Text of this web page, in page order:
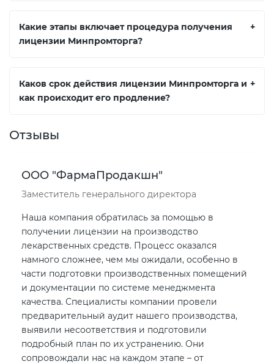
Какие этапы включает процедура получения
лицензии Минпромторга?
+
Каков срок действия лицензии Минпромторга и
как происходит его продление?
+
Отзывы
ООО "ФармаПродакшн"
Заместитель генерального директора
Наша компания обратилась за помощью в
получении лицензии на производство
лекарственных средств. Процесс оказался
намного сложнее, чем мы ожидали, особенно в
части подготовки производственных помещений
и документации по системе менеджмента
качества. Специалисты компании провели
предварительный аудит нашего производства,
выявили несоответствия и подготовили
подробный план по их устранению. Они
сопровождали нас на каждом этапе – от